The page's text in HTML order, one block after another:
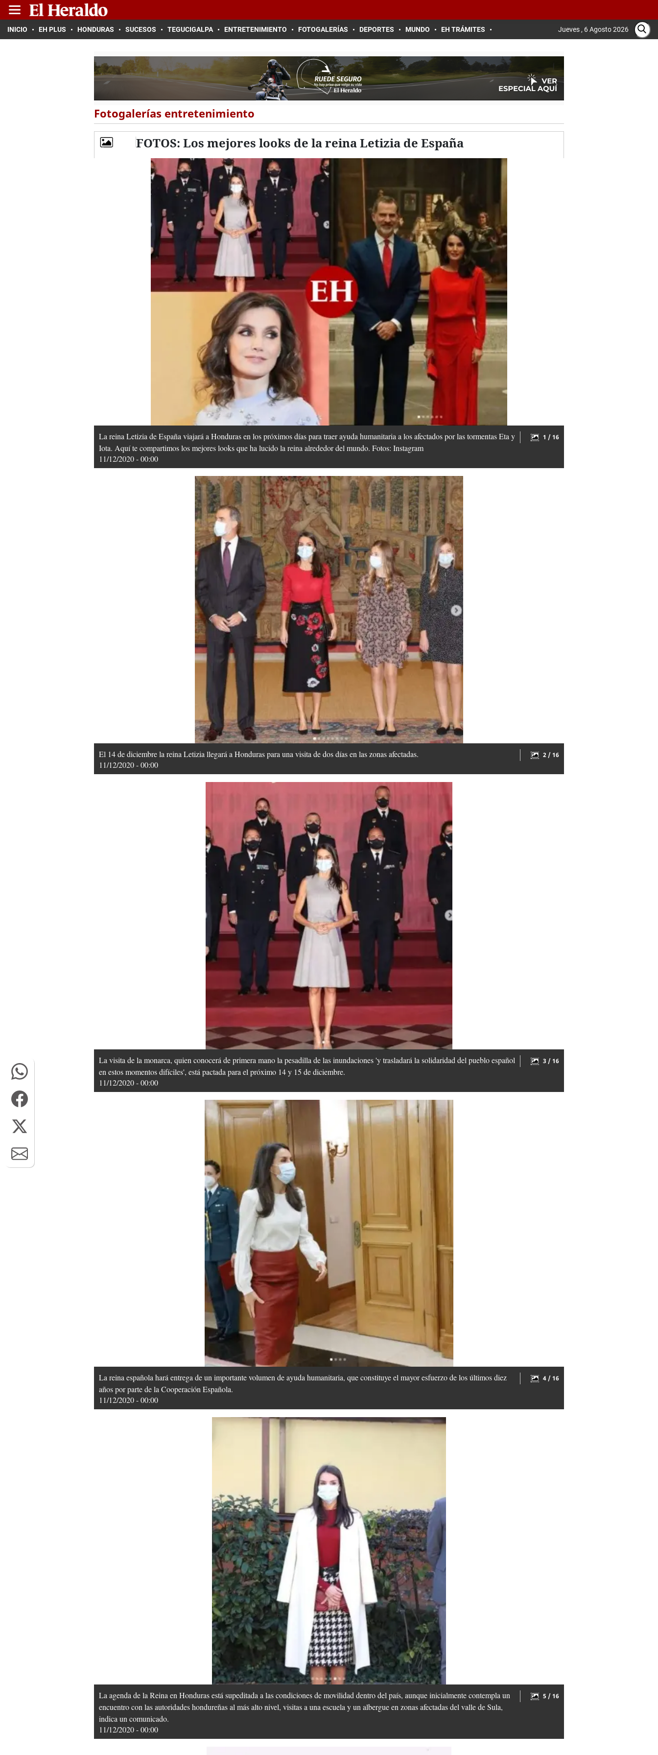
INICIO EH PLUS HONDURAS SUCESOS TEGUCIGALPA ENTRETENIMIENTO FOTOGALERÍAS DEPORTES MUNDO EH TRÁMITES Jueves , 6 Agosto 2026
Fotogalerías entretenimiento
FOTOS: Los mejores looks de la reina Letizia de España
La reina Letizia de España viajará a Honduras en los próximos días para traer ayuda humanitaria a los afectados por las tormentas Eta y
Iota. Aquí te compartimos los mejores looks que ha lucido la reina alrededor del mundo. Fotos: Instagram
11/12/2020 - 00:00
1 / 16
El 14 de diciembre la reina Letizia llegará a Honduras para una visita de dos días en las zonas afectadas.
11/12/2020 - 00:00
2 / 16
La visita de la monarca, quien conocerá de primera mano la pesadilla de las inundaciones 'y trasladará la solidaridad del pueblo español
en estos momentos difíciles', está pactada para el próximo 14 y 15 de diciembre.
11/12/2020 - 00:00
3 / 16
La reina española hará entrega de un importante volumen de ayuda humanitaria, que constituye el mayor esfuerzo de los últimos diez
años por parte de la Cooperación Española.
11/12/2020 - 00:00
4 / 16
La agenda de la Reina en Honduras está supeditada a las condiciones de movilidad dentro del país, aunque inicialmente contempla un
encuentro con las autoridades hondureñas al más alto nivel, visitas a una escuela y un albergue en zonas afectadas del valle de Sula,
indica un comunicado.
11/12/2020 - 00:00
5 / 16